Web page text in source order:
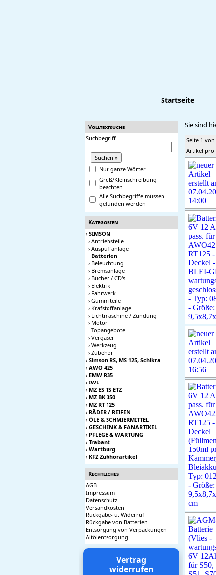
Startseite
Volltextsuche
Suchbegriff
Nur ganze Wörter
Groß/Kleinschreibung
beachten
Alle Suchbegriffe müssen
gefunden werden
Kategorien
› SIMSON
› Antriebsteile
› Auspuffanlage
Batterien
› Beleuchtung
› Bremsanlage
› Bücher / CD's
› Elektrik
› Fahrwerk
› Gummiteile
› Krafstoffanlage
› Lichtmaschine / Zündung
› Motor
Topangebote
› Vergaser
› Werkzeug
› Zubehör
› Simson RS, MS 125, Schikra
› AWO 425
› EMW R35
› IWL
› MZ ES TS ETZ
› MZ BK 350
› MZ RT 125
› RÄDER / REIFEN
› ÖLE & SCHMIERMITTEL
› GESCHENK & FANARTIKEL
› PFLEGE & WARTUNG
› Trabant
› Wartburg
› KFZ Zubhörartikel
Rechtliches
AGB
Impressum
Datenschutz
Versandkosten
Rückgabe- u. Widerruf
Rückgabe von Batterien
Entsorgung von Verpackungen
Altölentsorgung
Vertrag
widerrufen
Sie sind
Seite 1 von
Artikel pro